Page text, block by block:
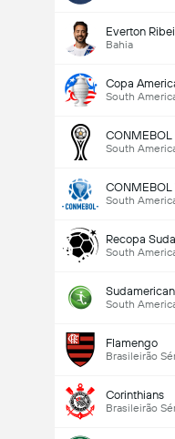
Everton
Bahia
Copa
South
South
South
Recopa
South
South
Flamengo
Brasileirão
Corinthians
Brasileirão
Jumlah gol